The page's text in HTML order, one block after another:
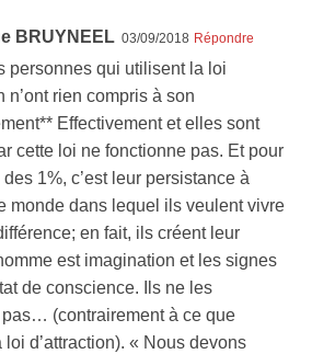
BRUYNEEL 03/09/2018 Répondre
personnes qui utilisent la loi
n’ont rien compris à son
Effectivement et elles sont
cette loi ne fonctionne pas. Et pour
des 1%, c’est leur persistance à
monde dans lequel ils veulent vivre
en fait, ils créent leur
est imagination et les signes
de conscience. Ils ne les
pas… (contrairement à ce que
loi d’attraction). « Nous devons